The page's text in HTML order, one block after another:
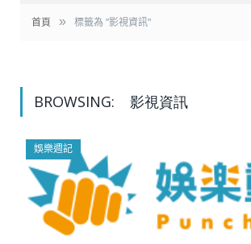
首頁 » 標籤為 "影視資訊"
BROWSING: 影視資訊
娛樂週記